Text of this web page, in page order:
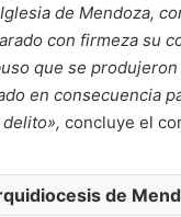
de Mendoza,
con firmeza su
que se
en consecuencia
concluye el
de